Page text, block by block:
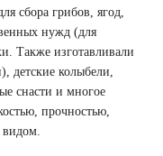
сбора грибов, ягод,
нужд (для
Также изготавливали
детские колыбели,
снасти и многое
прочностью,